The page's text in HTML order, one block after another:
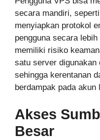
secara mandiri,
menyiapkan protokol
pengguna secara
memiliki risiko
satu server digunakan
sehingga kerentanan
berdampak pada akun
Akses
Besar